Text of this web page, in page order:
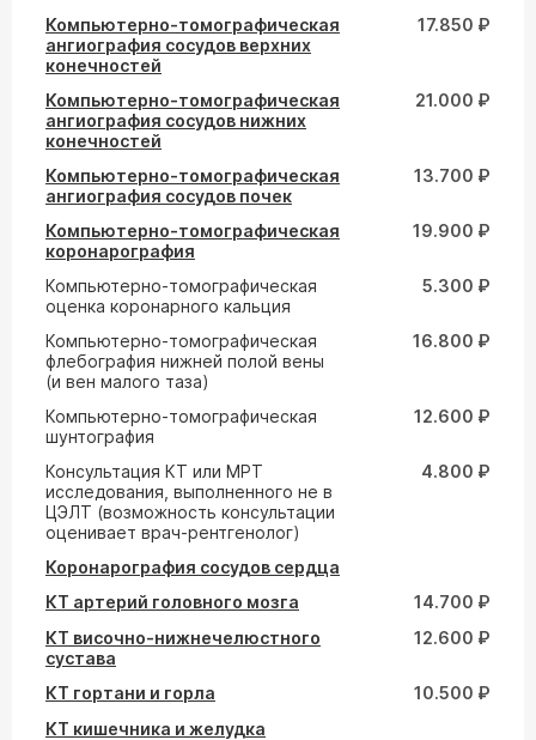
Компьютерно-томографическая
ангиография сосудов верхних
конечностей
17.850 ₽
Компьютерно-томографическая
ангиография сосудов нижних
конечностей
21.000 ₽
Компьютерно-томографическая
ангиография сосудов почек
13.700 ₽
Компьютерно-томографическая
коронарография
19.900 ₽
Компьютерно-томографическая
оценка коронарного кальция
5.300 ₽
Компьютерно-томографическая
флебография нижней полой вены
(и вен малого таза)
16.800 ₽
Компьютерно-томографическая
шунтография
12.600 ₽
Консультация КТ или МРТ
исследования, выполненного не в
ЦЭЛТ (возможность консультации
оценивает врач-рентгенолог)
4.800 ₽
Коронарография сосудов сердца
КТ артерий головного мозга
14.700 ₽
КТ височно-нижнечелюстного
сустава
12.600 ₽
КТ гортани и горла
10.500 ₽
КТ кишечника и желудка